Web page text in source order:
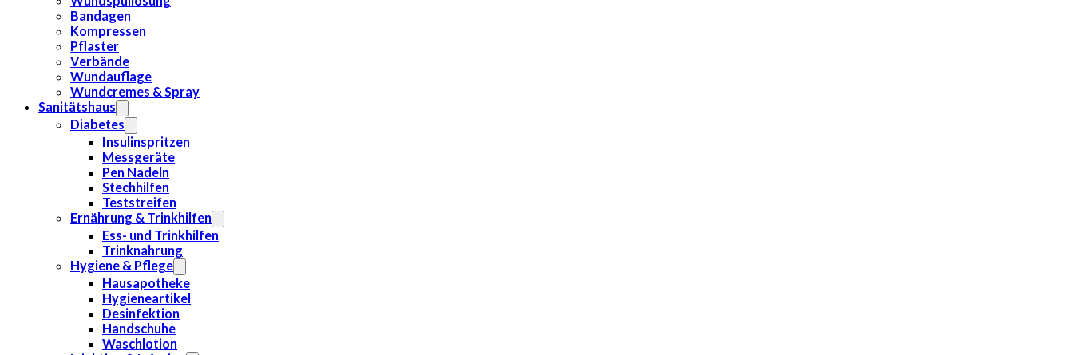
Bandagen
Kompressen
Pflaster
Verbände
Wundauflage
Wundcremes & Spray
Sanitätshaus
Diabetes
Insulinspritzen
Messgeräte
Pen Nadeln
Stechhilfen
Teststreifen
Ernährung & Trinkhilfen
Ess- und Trinkhilfen
Trinknahrung
Hygiene & Pflege
Hausapotheke
Hygieneartikel
Desinfektion
Handschuhe
Waschlotion